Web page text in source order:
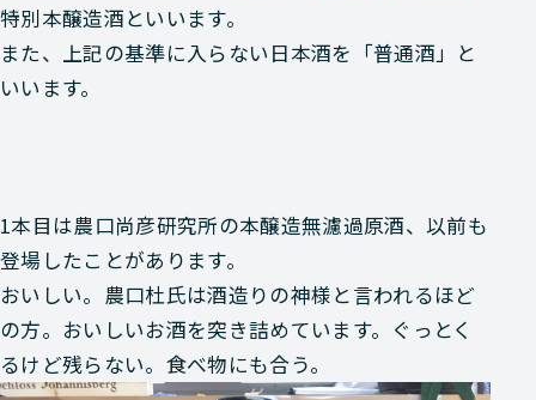
特別本醸造酒といいます。
また、上記の基準に入らない日本酒を「普通酒」と
いいます。
1本目は農口尚彦研究所の本醸造無濾過原酒、以前も
登場したことがあります。
おいしい。農口杜氏は酒造りの神様と言われるほど
の方。おいしいお酒を突き詰めています。ぐっとく
るけど残らない。食べ物にも合う。